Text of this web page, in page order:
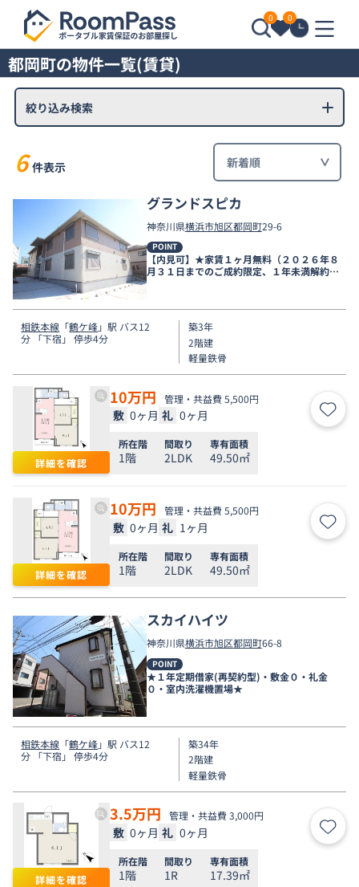
0 0
都岡町の物件一覧(賃貸)
絞り込み検索
6 件表示
グランドスピカ
神奈川県横浜市旭区都岡町29-6
POINT
【内見可】★家賃１ヶ月無料（２０２６年８
月３１日までのご成約限定、１年未満解約時
違約金有）★
相鉄本線 「鶴ケ峰」駅 バス12
分 「下宿」 停歩4分
築3年
2階建
軽量鉄骨
詳細を確認
10万円 管理・共益費 5,500円
敷 0ヶ月 礼 0ヶ月 お気
所在階
1階
間取り
2LDK
専有面積
49.50㎡
詳細を確認
10万円 管理・共益費 5,500円
敷 0ヶ月 礼 1ヶ月 お気
所在階
1階
間取り
2LDK
専有面積
49.50㎡
スカイハイツ
神奈川県横浜市旭区都岡町66-8
POINT
★１年定期借家(再契約型)・敷金０・礼金
０・室内洗濯機置場★
相鉄本線 「鶴ケ峰」駅 バス12
分 「下宿」 停歩4分
築34年
2階建
軽量鉄骨
詳細を確認
3.5万円 管理・共益費 3,000円
敷 0ヶ月 礼 0ヶ月 お気
所在階
1階
間取り
1R
専有面積
17.39㎡